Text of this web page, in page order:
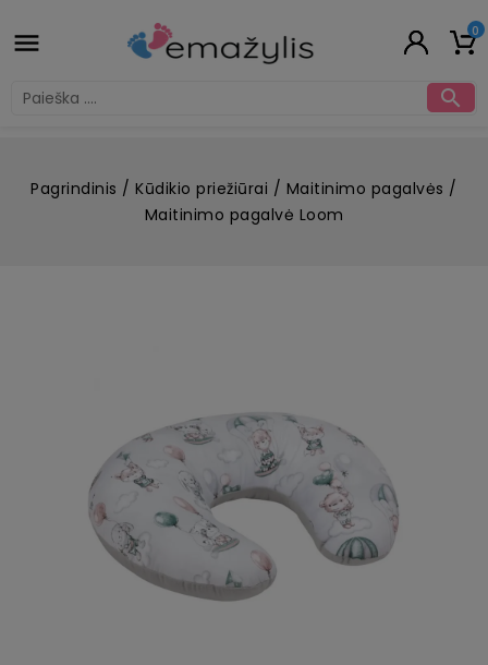
 0

Pagrindinis Kūdikio priežiūrai
Maitinimo pagalvės
Maitinimo pagalvė Loom